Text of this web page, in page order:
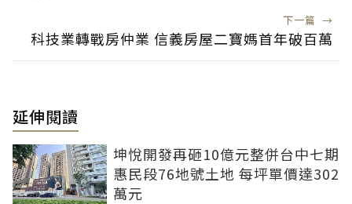
下一篇 →
科技業轉戰房仲業 信義房屋二寶媽首年破百萬
延伸閱讀
坤悅開發再砸10億元整併台中七期
惠民段76地號土地 每坪單價達302
萬元